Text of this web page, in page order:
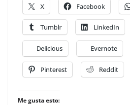
X Facebook
Tumblr LinkedIn
Delicious Evernote
Pinterest Reddit
Me gusta esto: